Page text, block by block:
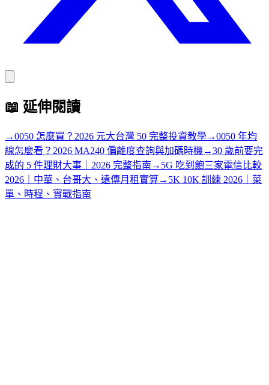
📖 延伸閱讀
→0050 怎麼買？2026 元大台灣 50 完整投資教學→0050 年均
線怎麼看？2026 MA240 偏離度查詢與加碼時機 →30 歲前要完
成的 5 件理財大事｜2026 完整指南 → 5G 吃到飽三家電信比較
2026｜中華、台哥大、遠傳月租實算→ 5K 10K 訓練 2026｜菜
單、時程、實戰指南